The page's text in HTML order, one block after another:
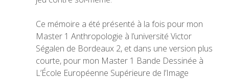
Ce mémoire a été présenté à la fois pour mon
Master 1 Anthropologie à l’université Victor
Ségalen de Bordeaux 2, et dans une version plus
courte, pour mon Master 1 Bande Dessinée à
L’École Européenne Supérieure de l’Image